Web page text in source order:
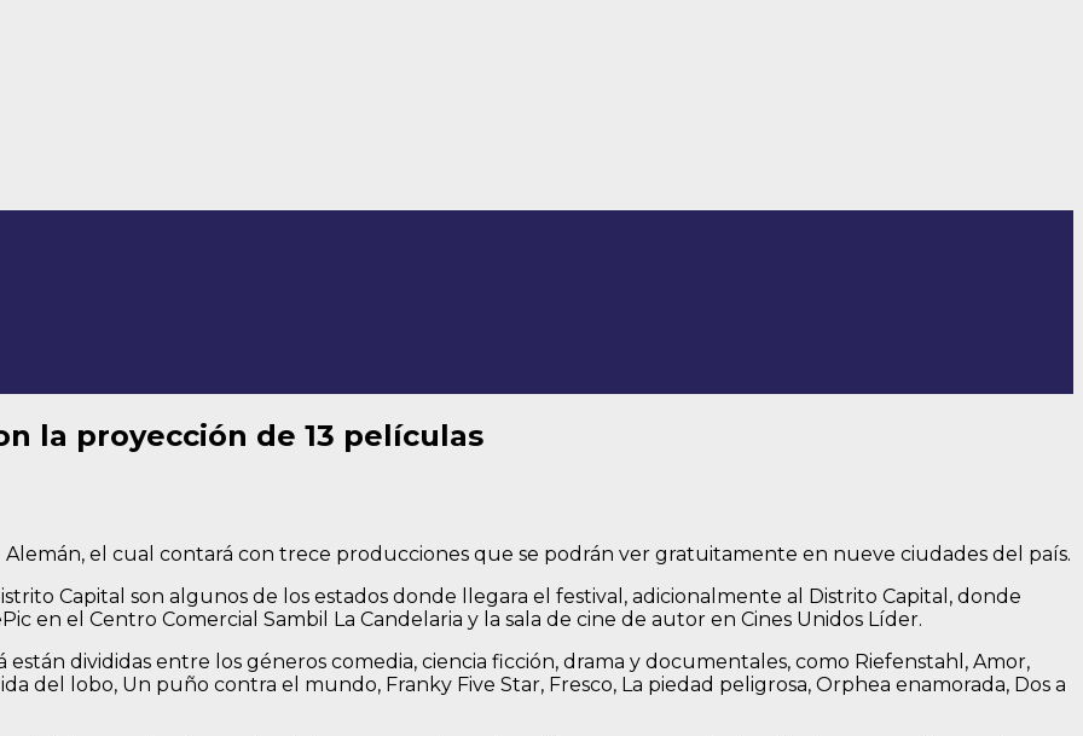
la proyección de 13 películas
Alemán, el cual contará con trece producciones que se podrán ver gratuitamente en nueve ciudades del país.
Capital son algunos de los estados donde llegara el festival, adicionalmente al Distrito Capital, donde
en el Centro Comercial Sambil La Candelaria y la sala de cine de autor en Cines Unidos Líder.
divididas entre los géneros comedia, ciencia ficción, drama y documentales, como Riefenstahl, Amor,
del lobo, Un puño contra el mundo, Franky Five Star, Fresco, La piedad peligrosa, Orphea enamorada, Dos a